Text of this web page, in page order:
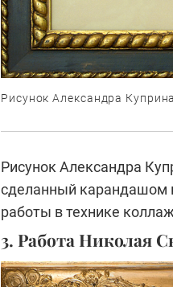
Рисунок Александра
Рисунок Александра
сделанный карандашом
работы в технике
3. Работа Николая